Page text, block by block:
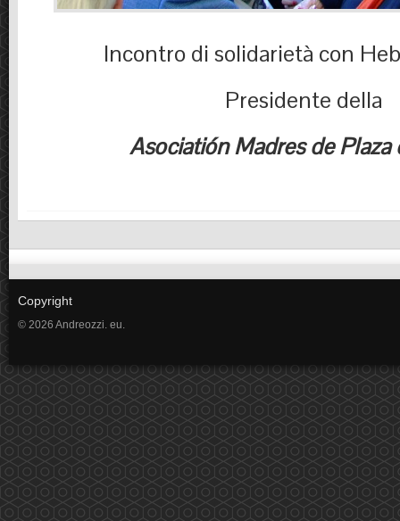
Incontro di solidarietà con
Presidente della
Asociatión Madres de Plaza
Copyright
© 2026 Andreozzi. eu.